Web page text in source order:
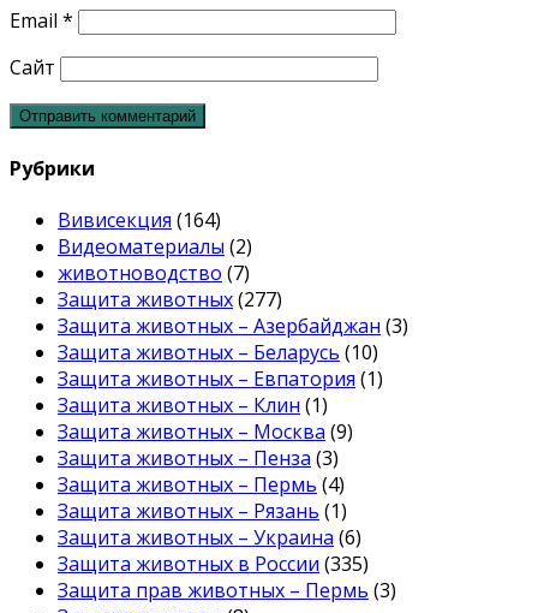
Email *
Сайт
Рубрики
Вивисекция (164)
Видеоматериалы (2)
животноводство (7)
Защита животных(277)
Защита животных – Азербайджан (3)
Защита животных – Беларусь (10)
Защита животных – Евпатория (1)
Защита животных – Клин (1)
Защита животных – Москва (9)
Защита животных – Пенза (3)
Защита животных – Пермь (4)
Защита животных – Рязань (1)
Защита животных – Украина (6)
Защита животных в России (335)
Защита прав животных – Пермь (3)